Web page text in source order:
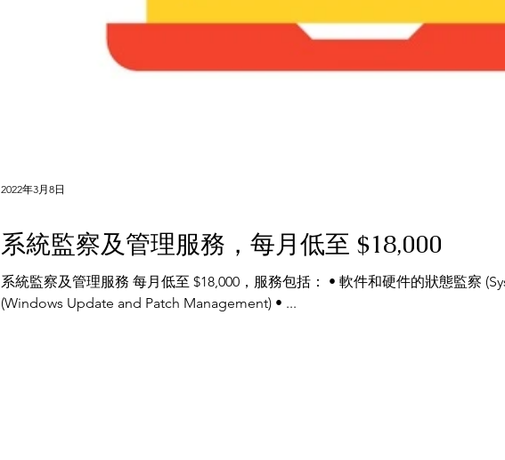
系統監察及管理服務，每月低至 $18,000
系統監察及管理服務 每月低至 $18,000，服務包括： • 軟件和硬件的狀態監察 (System Monitoring) • 確保Windows作業系統定期更新
(Windows Update and Patch Management) • ...
2022年3月8日